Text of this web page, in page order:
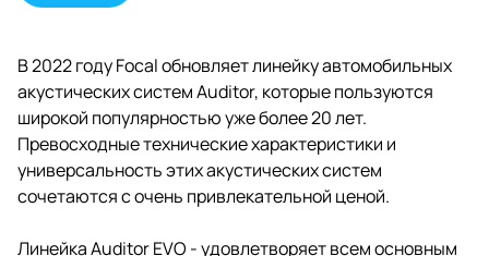
В 2022 году Focal обновляет линейку автомобильных
акустических систем Auditor, которые пользуются
широкой популярностью уже более 20 лет.
Превосходные технические характеристики и
универсальность этих акустических систем
сочетаются с очень привлекательной ценой.
Линейка Auditor EVO - удовлетворяет всем основным